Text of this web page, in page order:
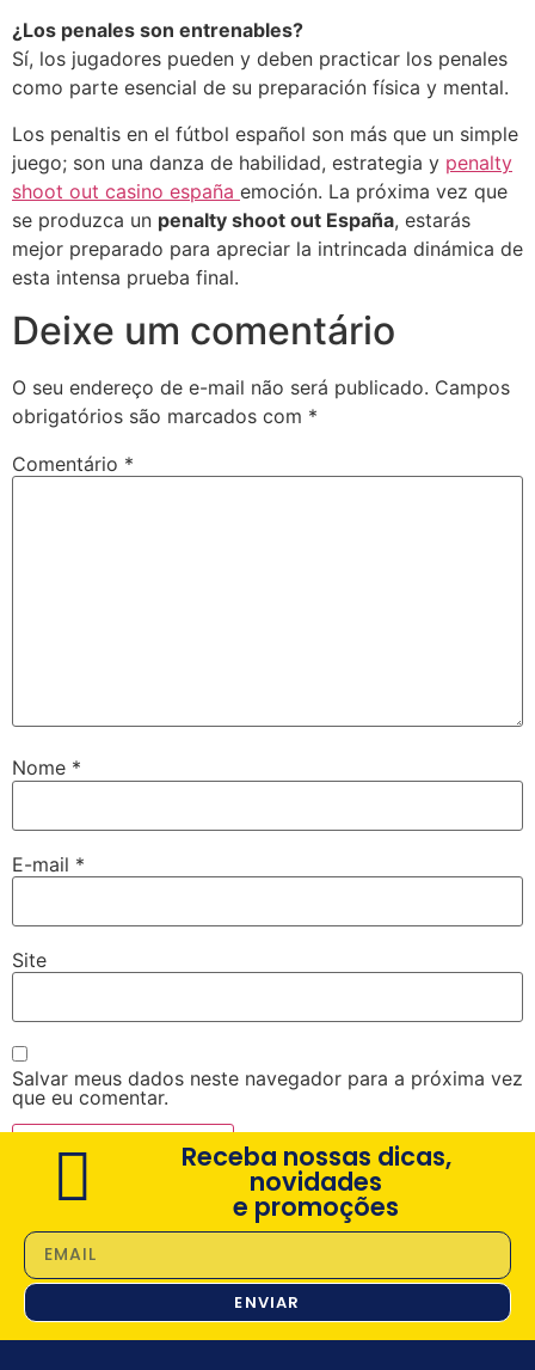
¿Los penales son entrenables?
Sí, los jugadores pueden y deben practicar los penales
como parte esencial de su preparación física y mental.
Los penaltis en el fútbol español son más que un simple
juego; son una danza de habilidad, estrategia y penalty
shoot out casino españa emoción. La próxima vez que
se produzca un penalty shoot out España, estarás
mejor preparado para apreciar la intrincada dinámica de
esta intensa prueba final.
Deixe um comentário
O seu endereço de e-mail não será publicado. Campos
obrigatórios são marcados com *
Comentário *
Nome *
E-mail *
Site
Salvar meus dados neste navegador para a próxima vez
que eu comentar.
Receba nossas dicas,
novidades
e promoções
ENVIAR